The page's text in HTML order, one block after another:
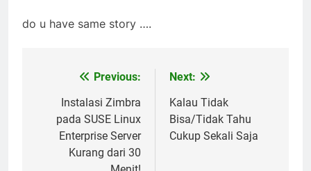
do u have same story ….
navigation
Previous:
Instalasi Zimbra
pada SUSE Linux
Enterprise Server
Kurang dari 30
Next:
Kalau Tidak
Bisa/Tidak Tahu
Cukup Sekali Saja